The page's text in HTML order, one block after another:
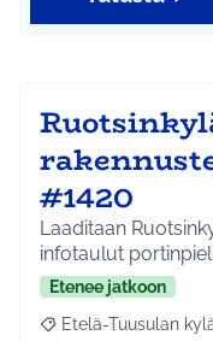
#1420
Laaditaan
Etenee jatkoon
Rajaa tulokset
Etelä-Tuusulan